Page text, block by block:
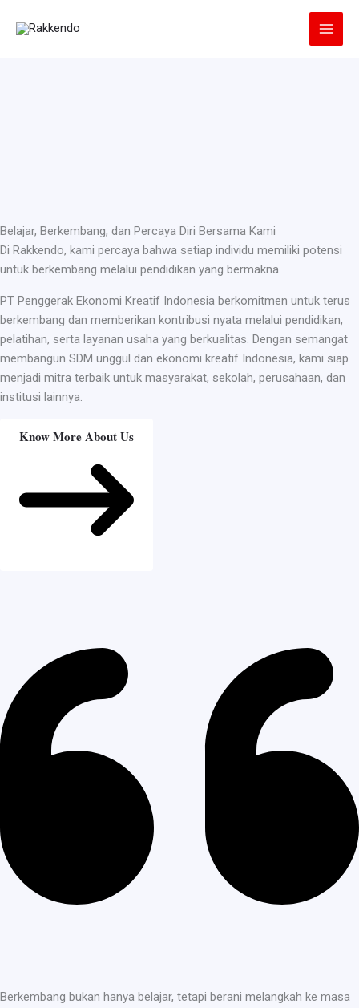
Belajar, Berkembang, dan Percaya Diri Bersama Kami
Di Rakkendo, kami percaya bahwa setiap individu memiliki potensi
untuk berkembang melalui pendidikan yang bermakna.
PT Penggerak Ekonomi Kreatif Indonesia berkomitmen untuk terus
berkembang dan memberikan kontribusi nyata melalui pendidikan,
pelatihan, serta layanan usaha yang berkualitas. Dengan semangat
membangun SDM unggul dan ekonomi kreatif Indonesia, kami siap
menjadi mitra terbaik untuk masyarakat, sekolah, perusahaan, dan
institusi lainnya.
Know More About Us
Berkembang bukan hanya belajar, tetapi berani melangkah ke masa